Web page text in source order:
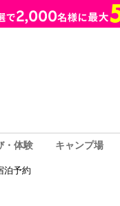
・体験 キャンプ場
泊予約